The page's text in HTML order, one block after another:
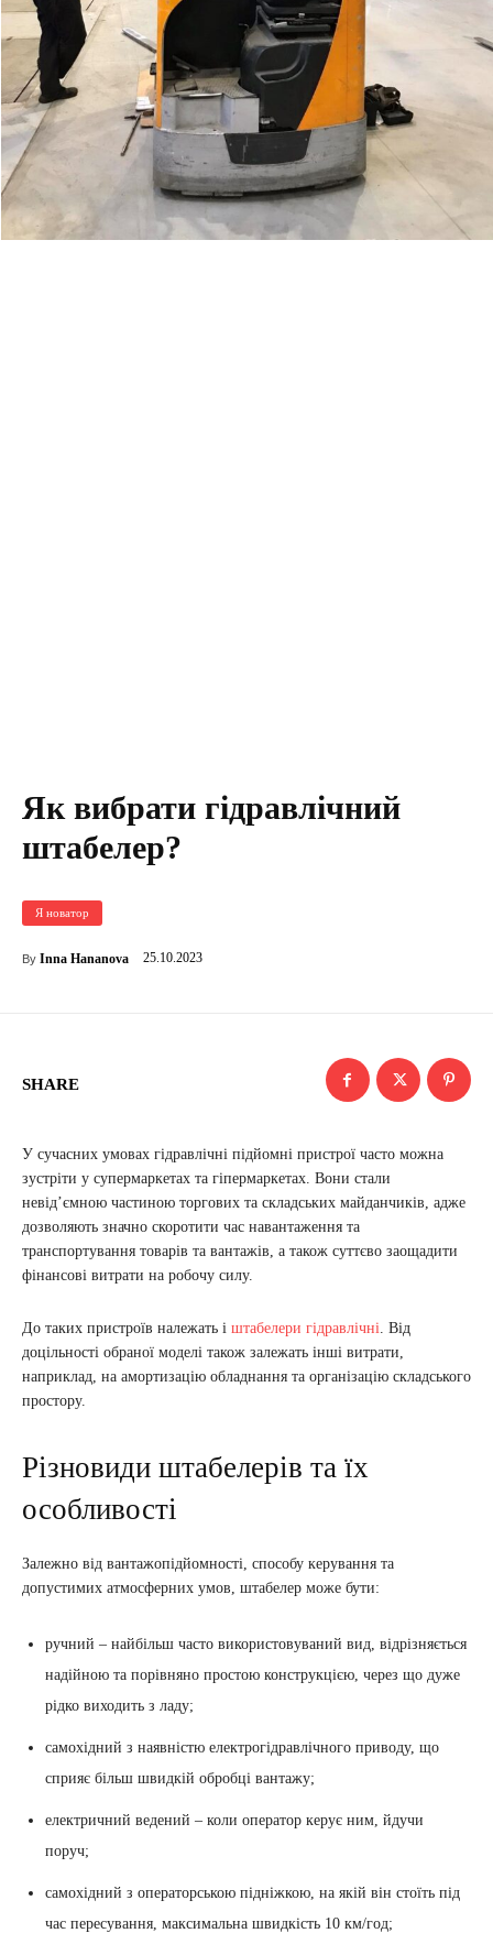
Як вибрати гідравлічний
штабелер?
Я новатор
By Inna Hananova 25.10.2023
SHARE
У сучасних умовах гідравлічні підйомні пристрої часто можна
зустріти у супермаркетах та гіпермаркетах. Вони стали
невід’ємною частиною торгових та складських майданчиків, адже
дозволяють значно скоротити час навантаження та
транспортування товарів та вантажів, а також суттєво заощадити
фінансові витрати на робочу силу.
До таких пристроїв належать і штабелери гідравлічні. Від
доцільності обраної моделі також залежать інші витрати,
наприклад, на амортизацію обладнання та організацію складського
простору.
Різновиди штабелерів та їх
особливості
Залежно від вантажопідйомності, способу керування та
допустимих атмосферних умов, штабелер може бути:
ручний – найбільш часто використовуваний вид, відрізняється
надійною та порівняно простою конструкцією, через що дуже
рідко виходить з ладу;
самохідний з наявністю електрогідравлічного приводу, що
сприяє більш швидкій обробці вантажу;
електричний ведений – коли оператор керує ним, йдучи
поруч;
самохідний з операторською підніжкою, на якій він стоїть під
час пересування, максимальна швидкість 10 км/год;